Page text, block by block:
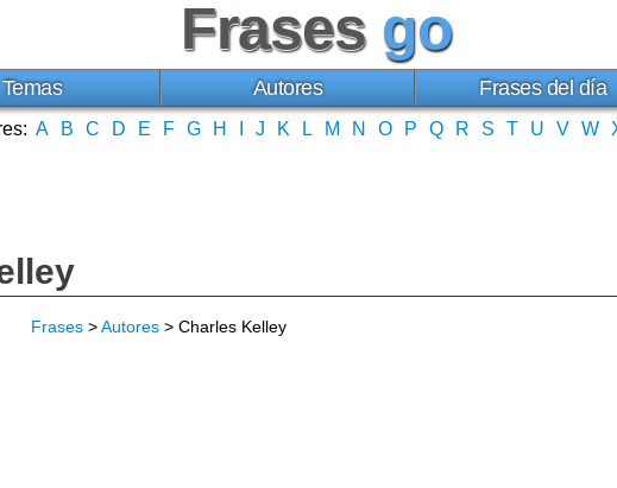
Frases go
Temas Autores Frases del día
A B C D E F G H J K L M N O P Q R S T U V W
Frases >Autores > Charles Kelley